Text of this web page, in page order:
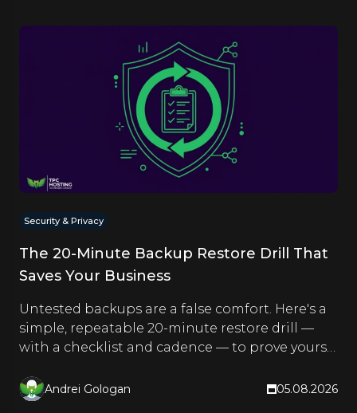
Security & Privacy
The 20-Minute Backup Restore Drill That
Saves Your Business
Untested backups are a false comfort. Here's a
simple, repeatable 20-minute restore drill —
with a checklist and cadence — to prove yours
Andrei Gologan 05.08.2026